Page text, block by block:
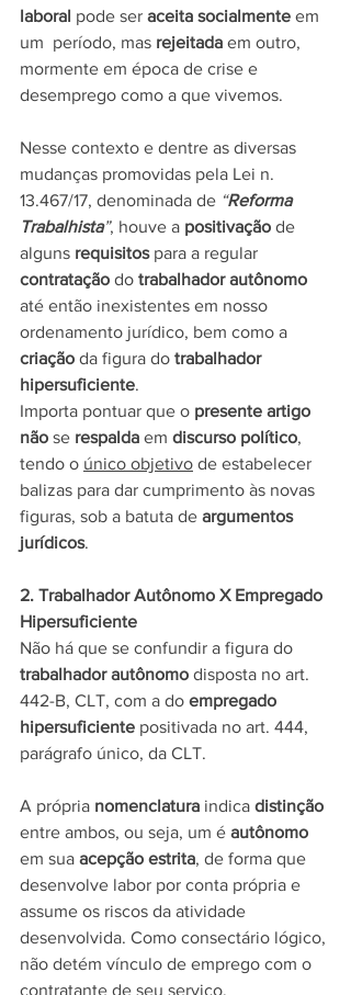
laboral pode ser aceita socialmente em
um  período, mas rejeitada em outro,
mormente em época de crise e
desemprego como a que vivemos.
Nesse contexto e dentre as diversas
mudanças promovidas pela Lei n.
13.467/17, denominada de “Reforma
Trabalhista”, houve a positivação de
alguns requisitos para a regular
contratação do trabalhador autônomo
até então inexistentes em nosso
ordenamento jurídico, bem como a
criação da figura do trabalhador
hipersuficiente.
Importa pontuar que o presente artigo
não se respalda em discurso político,
tendo o único objetivo de estabelecer
balizas para dar cumprimento às novas
figuras, sob a batuta de argumentos
jurídicos.
2. Trabalhador Autônomo X Empregado
Hipersuficiente
Não há que se confundir a figura do
trabalhador autônomo disposta no art.
442-B, CLT, com a do empregado
hipersuficiente positivada no art. 444,
parágrafo único, da CLT.
A própria nomenclatura indica distinção
entre ambos, ou seja, um é autônomo
em sua acepção estrita, de forma que
desenvolve labor por conta própria e
assume os riscos da atividade
desenvolvida. Como consectário lógico,
não detém vínculo de emprego com o
contratante de seu serviço.